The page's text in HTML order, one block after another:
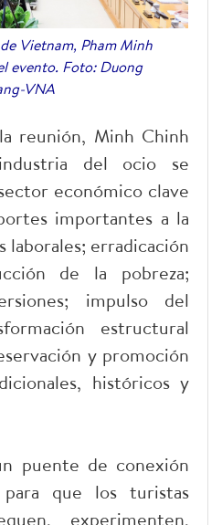
Vietnam, Pham Minh
evento. Foto: Duong
VNA
reunión, Minh Chinh
del ocio se
económico clave
importantes a la
laborales; erradicación
de la pobreza;
impulso del
estructural
y promoción
históricos y
puente de conexión
que los turistas
experimenten,